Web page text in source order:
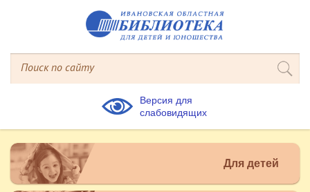
Версия для
слабовидящих
Для детей